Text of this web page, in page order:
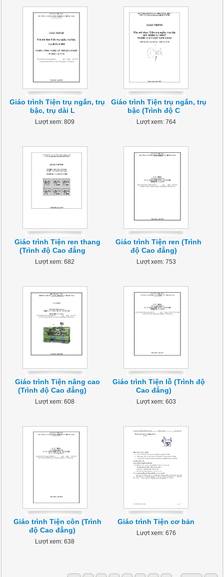
Giáo trình Tiện trụ ngắn, trụ
bậc, trụ dài L
Lượt xem: 809
Giáo trình Tiện trụ ngắn, trụ
bậc (Trình độ C
Lượt xem: 764
Giáo trình Tiện ren thang
(Trình độ Cao đẳng
Lượt xem: 682
Giáo trình Tiện ren (Trình
độ Cao đẳng)
Lượt xem: 753
Giáo trình Tiện nâng cao
(Trình độ Cao đẳng)
Lượt xem: 608
Giáo trình Tiện lỗ (Trình độ
Cao đẳng)
Lượt xem: 603
Giáo trình Tiện côn (Trình
độ Cao đẳng)
Lượt xem: 638
Giáo trình Tiện cơ bản
Lượt xem: 676